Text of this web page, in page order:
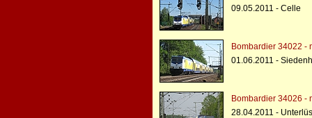
09.05.2011 - Celle
Bombardier 34022 -
01.06.2011 -
Bombardier 34026 -
28.04.2011 -